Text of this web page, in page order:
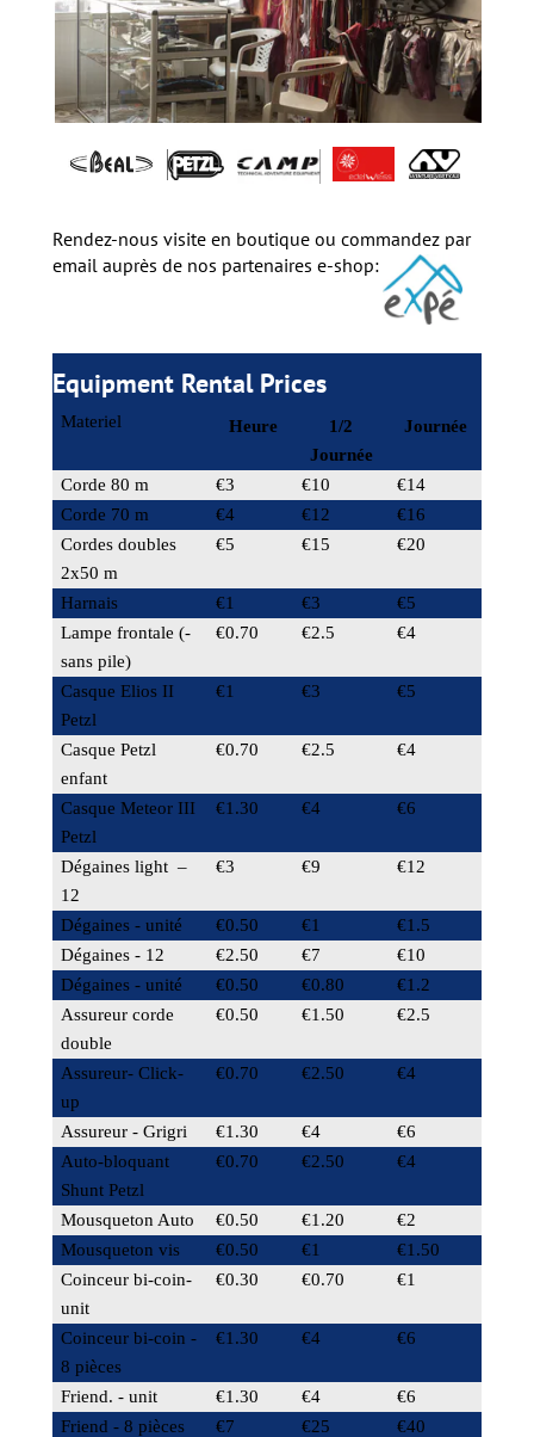
Rendez-nous visite en boutique ou commandez par
email auprès de nos partenaires e-shop:
Equipment Rental Prices
Materiel Heure
1/2
Journée
Journée
Corde 80 m €3 €10
€14
Corde 70 m
€4 €12
€16
Cordes doubles
2x50 m
€5 €15 €20
Harnais €1 €3
€5
Lampe frontale (-
sans pile)
€0.70 €2.5 €4
Casque Elios II
Petzl
€1 €3 €5
Casque Petzl
enfant
€0.70 €2.5 €4
Casque Meteor III
Petzl
€1.30 €4 €6
Dégaines light –
12
€3 €9 €12
Dégaines - unité €0.50 €1
€1.5
Dégaines - 12 €2.50 €7
€10
Dégaines - unité
€0.50 €0.80
€1.2
Assureur corde
double
€0.50 €1.50 €2.5
Assureur- Click-
up
€0.70 €2.50 €4
Assureur - Grigri €1.30 €4
€6
Auto-bloquant
Shunt Petzl
€0.70 €2.50 €4
Mousqueton Auto €0.50 €1.20
€2
Mousqueton vis
€0.50 €1
€1.50
Coinceur bi-coin-
unit
€0.30 €0.70 €1
Coinceur bi-coin -
8 pièces
€1.30 €4 €6
Friend. - unit €1.30 €4
€6
Friend - 8 pièces
€7 €25
€40